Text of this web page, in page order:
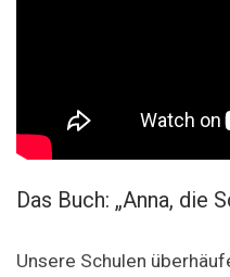
Das Buch: „Anna, die
Unsere Schulen